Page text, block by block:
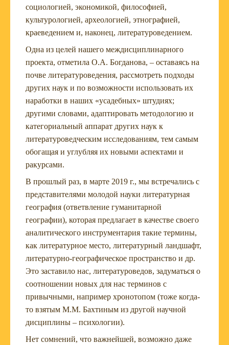
социологией, экономикой, философией,
культурологией, археологией, этнографией,
краеведением и, наконец, литературоведением.
Одна из целей нашего междисциплинарного
проекта, отметила О.А. Богданова, – оставаясь на
почве литературоведения, рассмотреть подходы
других наук и по возможности использовать их
наработки в наших «усадебных» штудиях;
другими словами, адаптировать методологию и
категориальный аппарат других наук к
литературоведческим исследованиям, тем самым
обогащая и углубляя их новыми аспектами и
ракурсами.
В прошлый раз, в марте 2019 г., мы встречались с
представителями молодой науки литературная
география (ответвление гуманитарной
географии), которая предлагает в качестве своего
аналитического инструментария такие термины,
как литературное место, литературный ландшафт,
литературно-географическое пространство и др.
Это заставило нас, литературоведов, задуматься о
соотношении новых для нас терминов с
привычными, например хронотопом (тоже когда-
то взятым М.М. Бахтиным из другой научной
дисциплины – психологии).
Нет сомнений, что важнейшей, возможно даже